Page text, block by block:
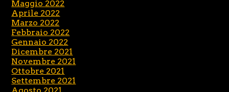
Maggio 2022
Aprile 2022
Marzo 2022
Febbraio 2022
Gennaio 2022
Dicembre 2021
Novembre 2021
Ottobre 2021
Settembre 2021